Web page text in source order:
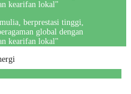
kearifan lokal"
berprestasi tinggi,
global dengan
kearifan lokal"